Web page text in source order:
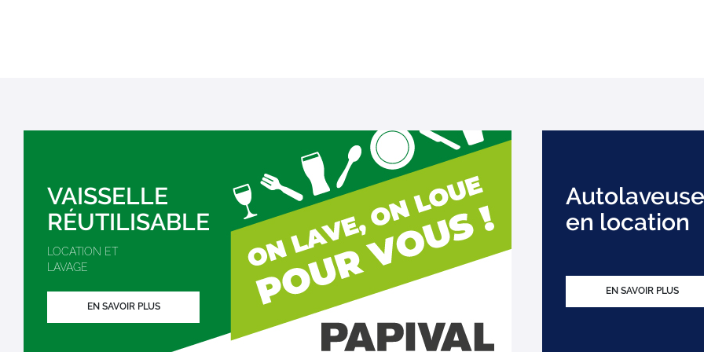
VAISSELLE
RÉUTILISABLE
LOCATION ET
LAVAGE
EN SAVOIR PLUS
en location
EN SAVOIR PLUS